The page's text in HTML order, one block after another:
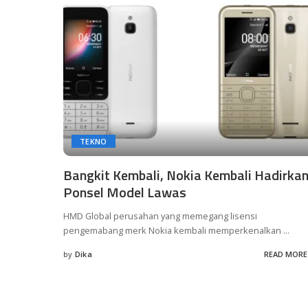
TEKNO
Bangkit Kembali, Nokia Kembali Hadirkan
Ponsel Model Lawas
HMD Global perusahan yang memegang lisensi
pengemabang merk Nokia kembali memperkenalkan ...
Posted
by Dika READ MORE